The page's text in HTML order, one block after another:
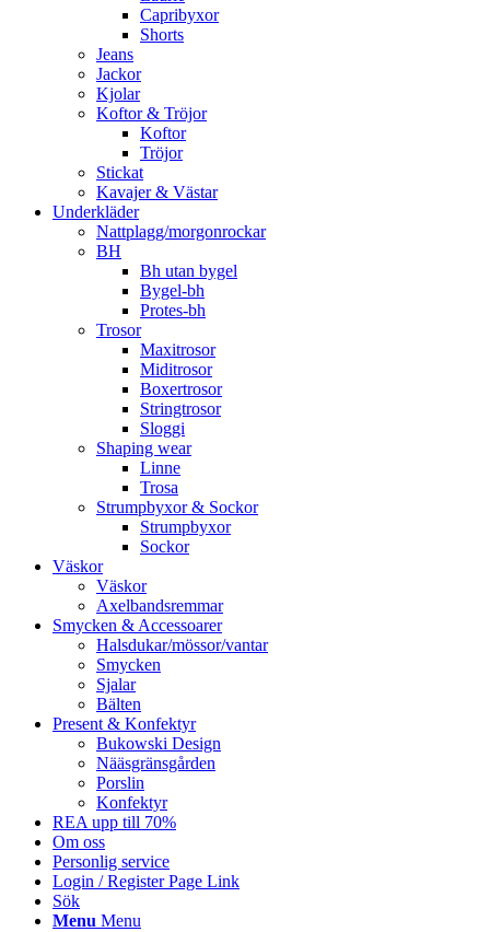
Capribyxor
Shorts
Jeans
Jackor
Kjolar
Koftor & Tröjor
Koftor
Tröjor
Stickat
Kavajer & Västar
Underkläder
Nattplagg/morgonrockar
BH
Bh utan bygel
Bygel-bh
Protes-bh
Trosor
Maxitrosor
Miditrosor
Boxertrosor
Stringtrosor
Sloggi
Shaping wear
Linne
Trosa
Strumpbyxor & Sockor
Strumpbyxor
Sockor
Väskor
Väskor
Axelbandsremmar
Smycken & Accessoarer
Halsdukar/mössor/vantar
Smycken
Sjalar
Bälten
Present & Konfektyr
Bukowski Design
Nääsgränsgården
Porslin
Konfektyr
REA upp till 70%
Om oss
Personlig service
Login / Register Page Link
Sök
Menu Menu